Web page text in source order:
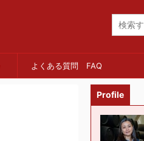
よくある質問 FAQ
Profile